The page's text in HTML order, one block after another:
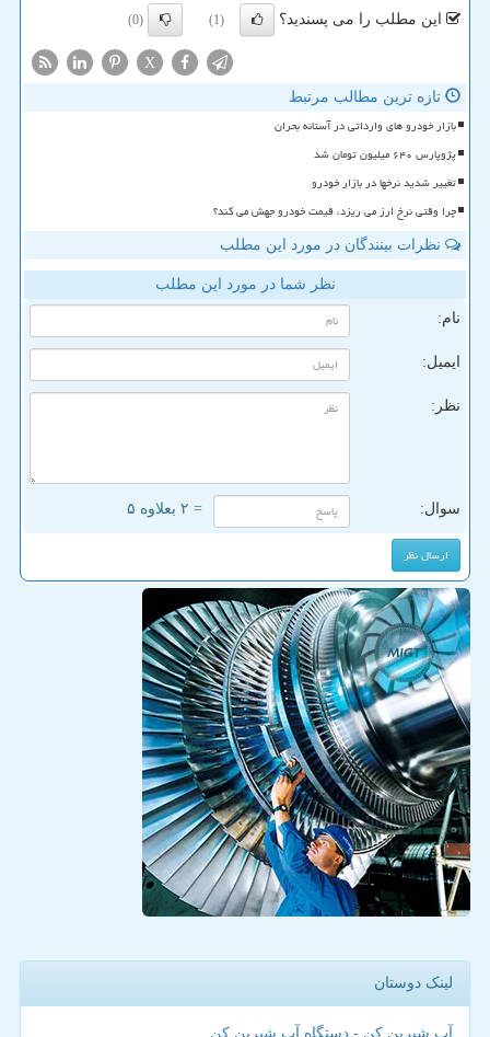
این مطلب را می پسندید؟ (1)
(0)
X
تازه ترین مطالب مرتبط
بازار خودرو های وارداتی در آستانه بحران
پژوپارس ۶۴۰ میلیون تومان شد
تغییر شدید نرخها در بازار خودرو
چرا وقتی نرخ ارز می ریزد، قیمت خودرو جهش می کند؟
نظرات بینندگان در مورد این مطلب
نظر شما در مورد این مطلب
نام:
ایمیل:
نظر:
سوال: = ۲ بعلاوه ۵
لینک دوستان
آب شیرین کن - دستگاه آب شیرین کن